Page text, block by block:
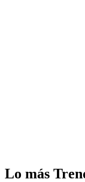
Lo más